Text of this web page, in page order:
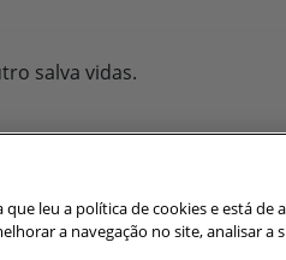
salva vidas.
durante a navegação, fazemos uso
nossapolítica de privacidade.
leu a política de cookies e está de
a navegação no site, analisar a